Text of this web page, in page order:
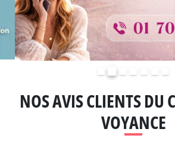
NOS AVIS CLIENTS DU
VOYANCE